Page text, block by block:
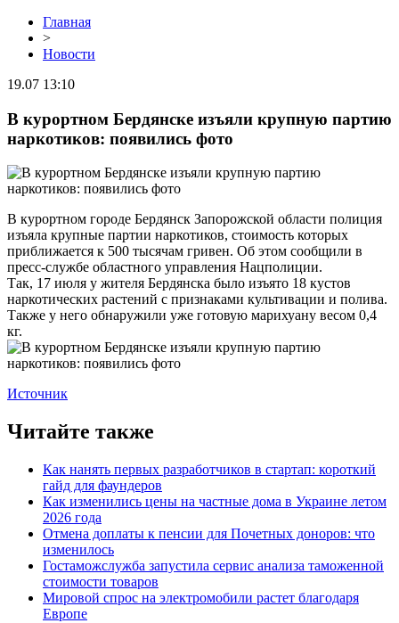
Главная
>
Новости
19.07 13:10
В курортном Бердянске изъяли крупную партию
наркотиков: появились фото
В курортном городе Бердянск Запорожской области полиция
изъяла крупные партии наркотиков, стоимость которых
приближается к 500 тысячам гривен. Об этом сообщили в
пресс-службе областного управления Нацполиции.
Так, 17 июля у жителя Бердянска было изъято 18 кустов
наркотических растений с признаками культивации и полива.
Также у него обнаружили уже готовую марихуану весом 0,4
кг.
Источник
Читайте также
Как нанять первых разработчиков в стартап: короткий
гайд для фаундеров
Как изменились цены на частные дома в Украине летом
2026 года
Отмена доплаты к пенсии для Почетных доноров: что
изменилось
Гостаможслужба запустила сервис анализа таможенной
стоимости товаров
Мировой спрос на электромобили растет благодаря
Европе